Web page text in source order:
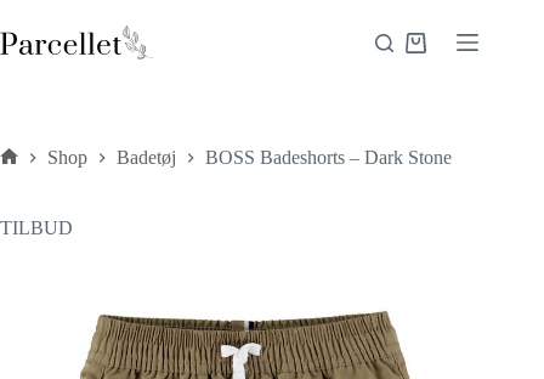
til
indhold
Indkøbskurv
Shop Badetøj BOSS Badeshorts – Dark Stone
TILBUD